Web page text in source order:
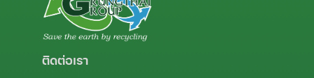
ติดต่อเรา